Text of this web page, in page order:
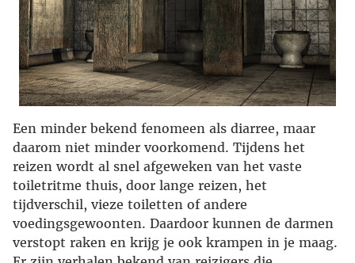
Een minder bekend fenomeen als diarree, maar
daarom niet minder voorkomend. Tijdens het
reizen wordt al snel afgeweken van het vaste
toiletritme thuis, door lange reizen, het
tijdverschil, vieze toiletten of andere
voedingsgewoonten. Daardoor kunnen de darmen
verstopt raken en krijg je ook krampen in je maag.